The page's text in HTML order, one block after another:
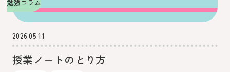
勉強コラム
2026.05.11
授業ノートのとり方